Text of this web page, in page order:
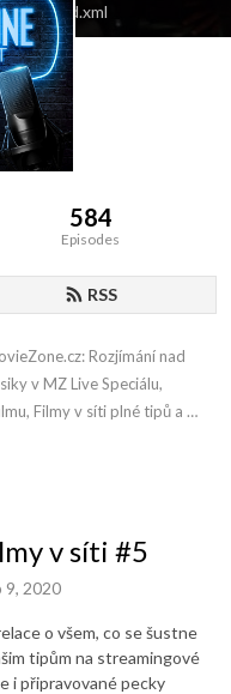
feed.xml
584
Episodes
RSS
Rozjímání nad
v MZ Live Speciálu,
Filmy v síti plné tipů a
v síti #5
9, 2020
o všem, co se šustne
tipům na streamingové
i připravované pecky